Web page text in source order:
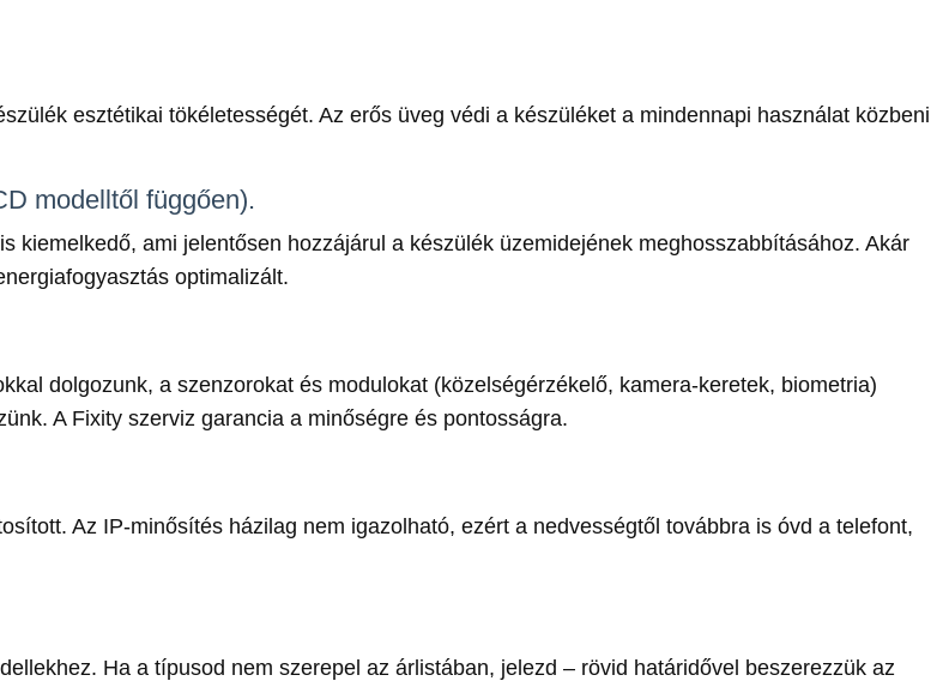
esztétikai tökéletességét. Az erős üveg védi a készüléket a mindennapi használat közbeni
modelltől függően).
kiemelkedő, ami jelentősen hozzájárul a készülék üzemidejének meghosszabbításához. Akár
optimalizált.
dolgozunk, a szenzorokat és modulokat (közelségérzékelő, kamera-keretek, biometria)
A Fixity szerviz garancia a minőségre és pontosságra.
Az IP-minősítés házilag nem igazolható, ezért a nedvességtől továbbra is óvd a telefont,
Ha a típusod nem szerepel az árlistában, jelezd – rövid határidővel beszerezzük az